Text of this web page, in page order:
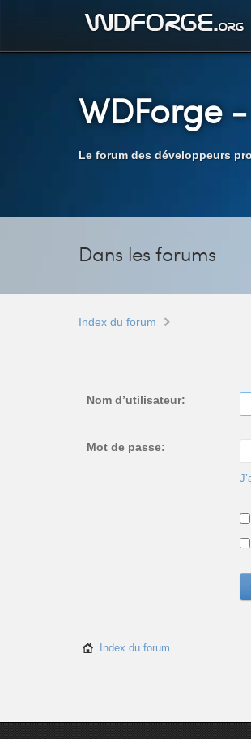
WDForge-
Le forum des développeurs
Dans les forums
Index du forum
Nom d’utilisateur:
Mot de passe:
Index du forum